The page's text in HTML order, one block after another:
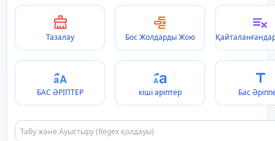
Тазалау Бос Жолдарды Жою
БАС ӘРІПТЕР кіші әріптер Бас